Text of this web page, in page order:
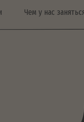
Чем у нас заняться